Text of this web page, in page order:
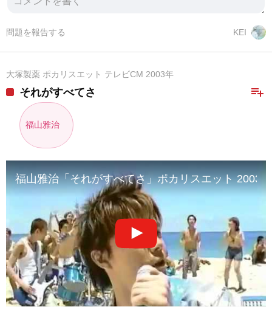
KEI
問題を報告する
大塚製薬 ポカリスエット テレビCM 2003年
playlist_add
それがすべてさ
福山雅治
福山雅治「それがすべてさ」ポカリスエット 2003年